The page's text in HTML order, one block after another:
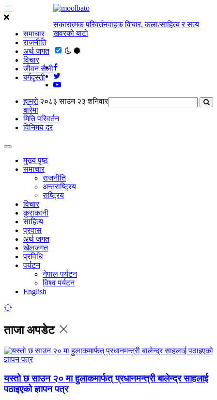
समाचार
राजनीति
अर्थ जगत
विचार
जीवन सैली
बर्गदृस्ती
सकारात्मक परिवर्तनवाहक विचार, कला/साहित्य र सत्य
खवरको बाटाे
२०८३ साउन २३ शनिवार
हाम्राे
बारेमा
मिति परिवर्तन
विनिमय दर
मुख्य पृष्ठ
समाचार
राजनीति
अन्तराष्ट्रिय
राष्ट्रिय
विचार
कुराकानी
साहित्य
प्रवास
अर्थ जगत
खेलजगत
प्रविधि
पर्यटन
नेपाल पर्यटन
विश्व पर्यटन
English
ताजा अपडेट
यस्तो छ साउन २० मा हुलाकमार्फत् प्रधानमन्त्री बालेन्द्र साहलाई
पठाइएको ज्ञापन पत्र